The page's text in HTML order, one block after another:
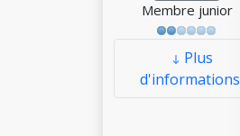
Membre junior
Plus
d'informations